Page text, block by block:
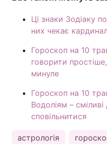
Ці знаки Зодіаку
них чекає
Гороскоп на 10
говорити
минуле
Гороскоп на 10
Водоліям –
сповільнитися
астрологія